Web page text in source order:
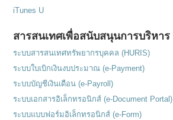
iTunes U
สารสนเทศเพื่อสนับสนุนการบริหาร
ระบบสารสนเทศทรัพยากรบุคคล (HURIS)
ระบบใบเบิกเงินงบประมาณ (e-Payment)
ระบบบัญชีเงินเดือน (e-Payroll)
ระบบเอกสารอิเล็กทรอนิกส์ (e-Document Portal)
ระบบแบบฟอร์มอิเล็กทรอนิกส์ (e-Form)